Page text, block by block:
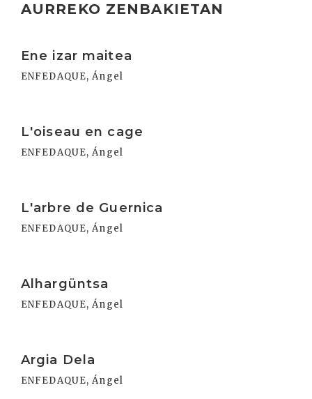
AURREKO ZENBAKIETAN
Ene izar maitea
ENFEDAQUE, Ángel
L'oiseau en cage
ENFEDAQUE, Ángel
L'arbre de Guernica
ENFEDAQUE, Ángel
Alhargüntsa
ENFEDAQUE, Ángel
Argia Dela
ENFEDAQUE, Ángel